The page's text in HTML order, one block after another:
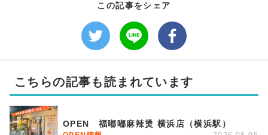
この記事をシェア
こちらの記事も読まれています
OPEN 福嘟嘟麻辣烫 横浜店（横浜駅）